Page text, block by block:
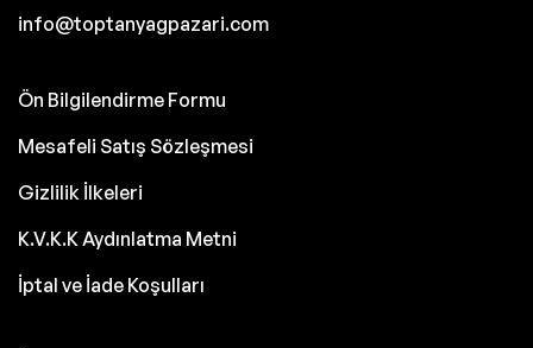
info@toptanyagpazari.com
Ön Bilgilendirme Formu
Mesafeli Satış Sözleşmesi
Gizlilik İlkeleri
K.V.K.K Aydınlatma Metni
İptal ve İade Koşulları